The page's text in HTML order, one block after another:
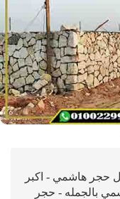
حجر هاشمي - اكبر
بالجمله - حجر